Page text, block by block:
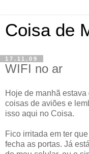
Coisa de
17.11.09
WIFI no ar
Hoje de manhã
coisas de aviões e
isso aqui no Coisa.
Fico irritada em ter
fecha as portas. Já